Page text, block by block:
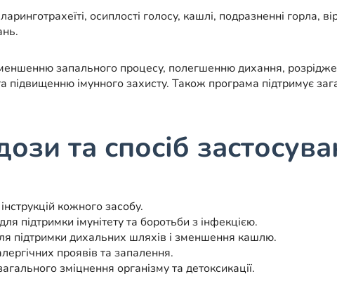
осиплості голосу, кашлі, подразненні горла,
запального процесу, полегшенню дихання,
підвищенню імунного захисту. Також програма підтримує
та спосіб
кожного засобу.
підтримки імунітету та боротьби з інфекцією.
підтримки дихальних шляхів і зменшення кашлю.
проявів та запалення.
зміцнення організму та детоксикації.